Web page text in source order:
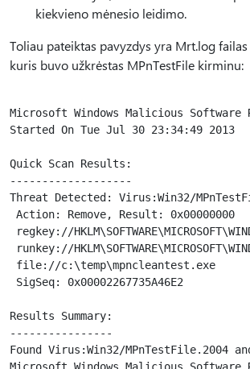
kiekvieno mėnesio leidimo.
Toliau pateiktas pavyzdys yra Mrt.log
kuris buvo užkrėstas MPnTestFile kirminu:
Microsoft Windows Malicious
Started On Tue Jul 30 23:34:49 2013
Quick Scan Results:
-------------------
Threat Detected: Virus:Win32/
Action: Remove, Result: 0x00000000
regkey://
runkey://
file://c:\temp\mpncleantest.exe
SigSeq: 0x00002267735A46E2
Results Summary:
----------------
Found Virus:Win32/MPnTestFile.2004